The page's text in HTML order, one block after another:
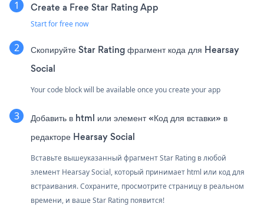
Create a Free Star Rating App
Start for free now
Скопируйте Star Rating фрагмент кода для Hearsay
Social
Your code block will be available once you create your app
Добавить в html или элемент «Код для вставки» в
редакторе Hearsay Social
Вставьте вышеуказанный фрагмент Star Rating в любой
элемент Hearsay Social, который принимает html или код для
встраивания. Сохраните, просмотрите страницу в реальном
времени, и ваше Star Rating появится!